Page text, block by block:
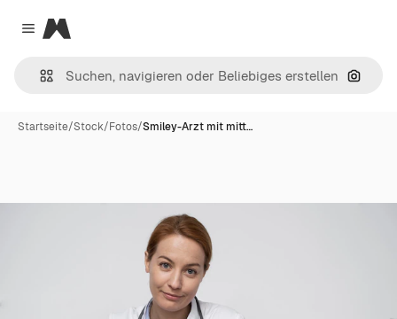
Close menu
Magnific
Nach
Startseite/Stock/Fotos/Smiley-Arzt mit mitt…